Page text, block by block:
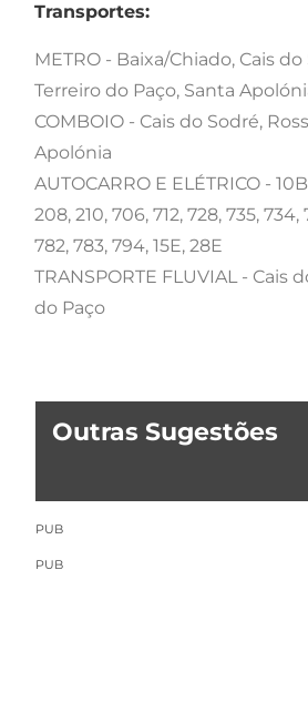
Transportes:
METRO - Baixa/Chiado, Cais do
Terreiro do Paço, Santa
COMBOIO - Cais do Sodré,
Apolónia
AUTOCARRO E ELÉTRICO -
208, 210, 706, 712, 728, 735, 734,
782, 783, 794, 15E, 28E
TRANSPORTE FLUVIAL - Cais
do Paço
Outras Sugestões
PUB
PUB